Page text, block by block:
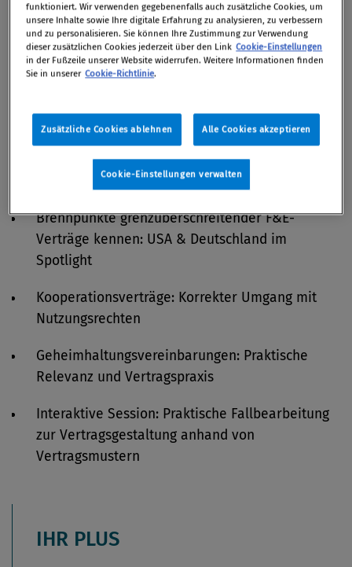
Von 27. April 2021 bis 28. April 2021 / online
Forschungs- und Entwicklungsergebnisse:
Property
EU-beihilferechtlichen Konflikten entgehen:
Aktuelle Rahmenbedingungen für F&E&I
Brennpunkte grenzüberschreitender F&E-
Verträge kennen: USA & Deutschland im
Spotlight
Kooperationsverträge: Korrekter Umgang mit
Nutzungsrechten
Geheimhaltungsvereinbarungen: Praktische
Relevanz und Vertragspraxis
Interaktive Session: Praktische Fallbearbeitung
zur Vertragsgestaltung anhand von
Vertragsmustern
IHR PLUS
funktioniert. Wir verwenden gegebenenfalls auch zusätzliche Cookies, um
unsere Inhalte sowie Ihre digitale Erfahrung zu analysieren, zu verbessern
und zu personalisieren. Sie können Ihre Zustimmung zur Verwendung
dieser zusätzlichen Cookies jederzeit über den Link Cookie-Einstellungen
in der Fußzeile unserer Website widerrufen. Weitere Informationen finden
Sie in unserer Cookie-Richtlinie.
Zusätzliche Cookies ablehnen Alle Cookies akzeptieren
Cookie-Einstellungen verwalten